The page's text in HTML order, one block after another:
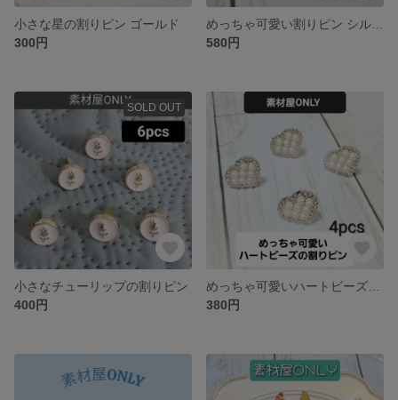
小さな星の割りピン ゴールド
300円
580円
SOLD OUT
小さなチューリップの割りピン
400円
380円